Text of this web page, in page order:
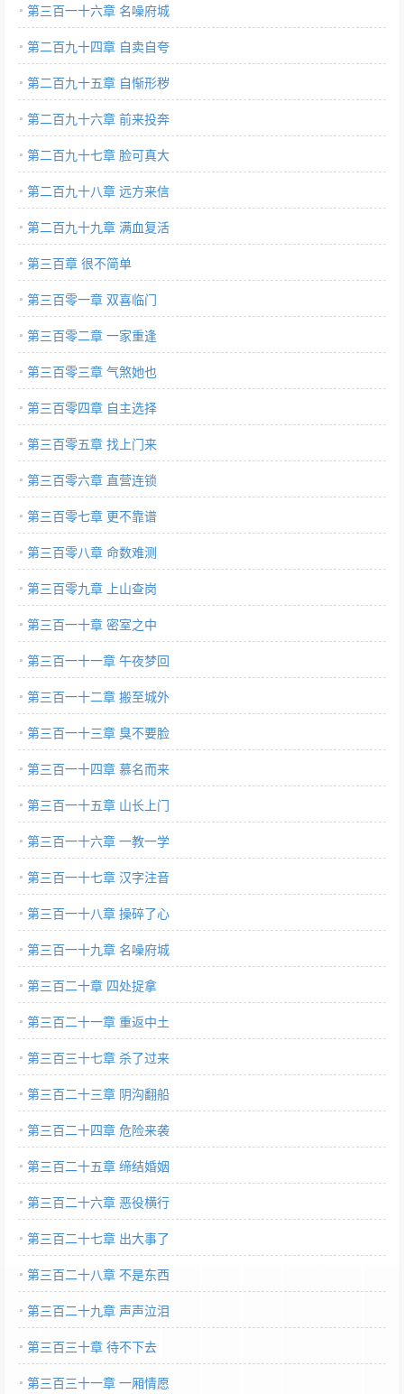
第三百一十六章 名噪府城
第二百九十四章 自卖自夸
第二百九十五章 自惭形秽
第二百九十六章 前来投奔
第二百九十七章 脸可真大
第二百九十八章 远方来信
第二百九十九章 满血复活
第三百章 很不简单
第三百零一章 双喜临门
第三百零二章 一家重逢
第三百零三章 气煞她也
第三百零四章 自主选择
第三百零五章 找上门来
第三百零六章 直营连锁
第三百零七章 更不靠谱
第三百零八章 命数难测
第三百零九章 上山查岗
第三百一十章 密室之中
第三百一十一章 午夜梦回
第三百一十二章 搬至城外
第三百一十三章 臭不要脸
第三百一十四章 慕名而来
第三百一十五章 山长上门
第三百一十六章 一教一学
第三百一十七章 汉字注音
第三百一十八章 操碎了心
第三百一十九章 名噪府城
第三百二十章 四处捉拿
第三百二十一章 重返中土
第三百三十七章 杀了过来
第三百二十三章 阴沟翻船
第三百二十四章 危险来袭
第三百二十五章 缔结婚姻
第三百二十六章 恶役横行
第三百二十七章 出大事了
第三百二十八章 不是东西
第三百二十九章 声声泣泪
第三百三十章 待不下去
第三百三十一章 一厢情愿